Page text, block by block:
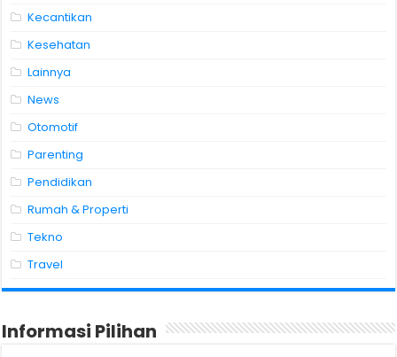
Kecantikan
Kesehatan
Lainnya
News
Otomotif
Parenting
Pendidikan
Rumah & Properti
Tekno
Travel
Informasi Pilihan